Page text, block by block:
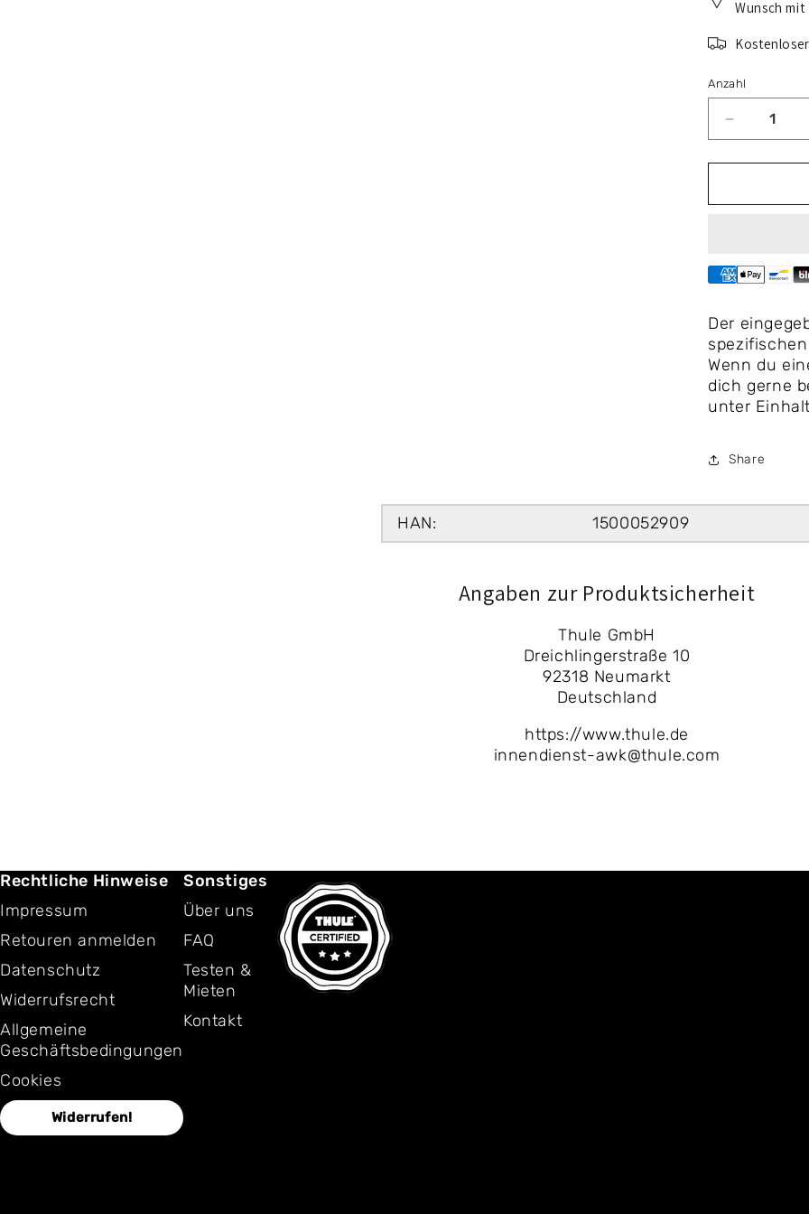
Wunsch
Anzahl
Verringere
Menge
Thule
L
links
für
den
VeloSpace
XT
Der
Wenn du
dich gerne
unter
Share
HAN: 1500052909
Angaben zur Produktsicherheit
Thule GmbH
Dreichlingerstraße 10
92318 Neumarkt
Deutschland
https://www.thule.de
innendienst-awk@thule.com
Rechtliche Hinweise
Impressum
Retouren anmelden
Datenschutz
Widerrufsrecht
Allgemeine
Geschäftsbedingungen
Cookies
Widerrufen!
Sonstiges
Über uns
FAQ
Testen &
Mieten
Kontakt